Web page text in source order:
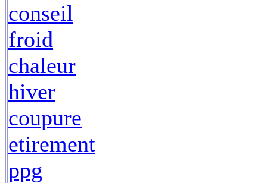
conseil
froid
chaleur
hiver
coupure
etirement
ppg